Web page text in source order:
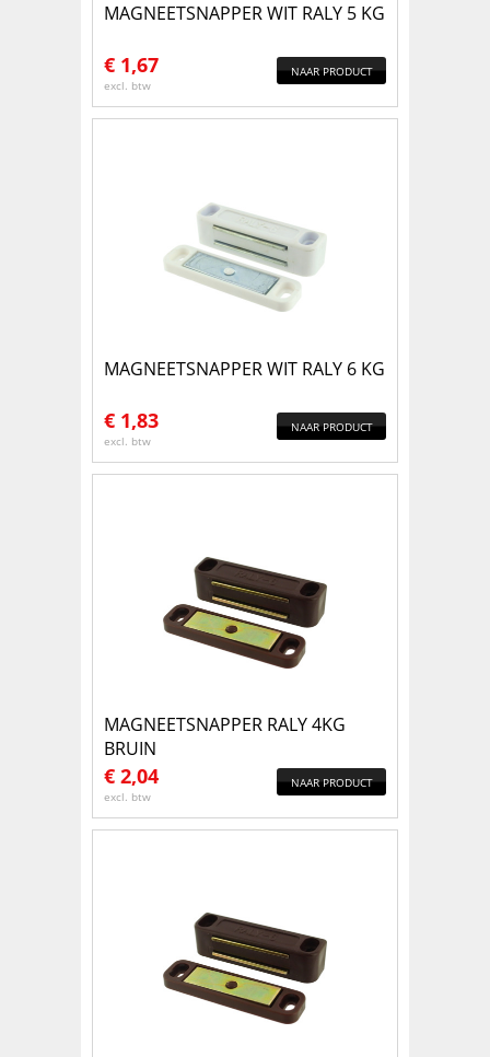
MAGNEETSNAPPER WIT RALY 5 KG
€ 1,67
excl. btw
NAAR PRODUCT
MAGNEETSNAPPER WIT RALY 6 KG
€ 1,83
excl. btw
NAAR PRODUCT
MAGNEETSNAPPER RALY 4KG
BRUIN
€ 2,04
excl. btw
NAAR PRODUCT